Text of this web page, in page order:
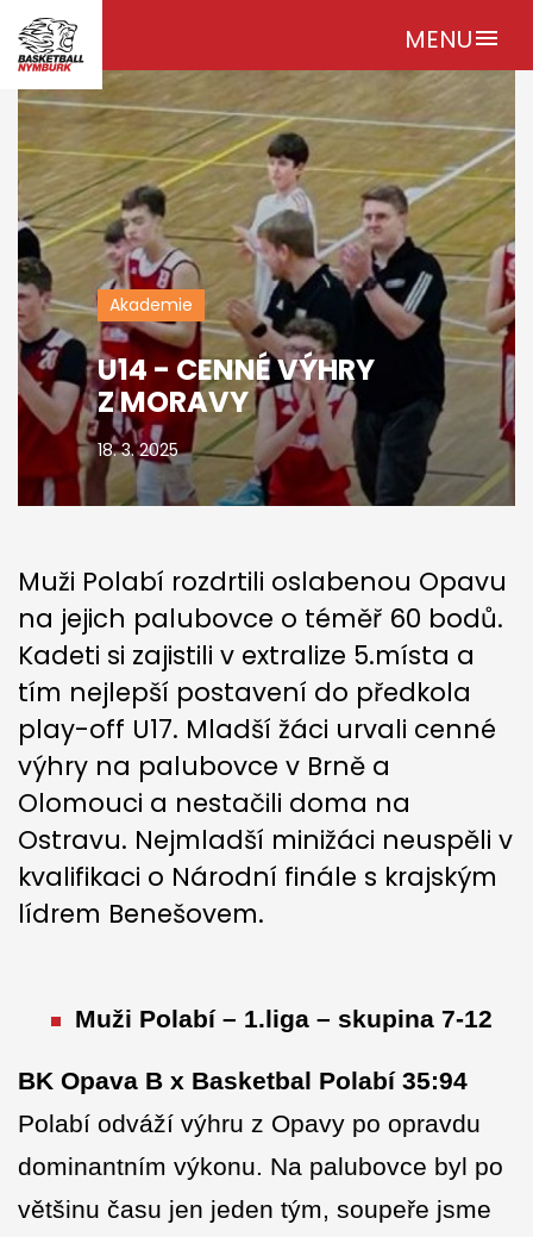
MENUmenu
Akademie
U14 - CENNÉ VÝHRY
Z MORAVY
18. 3. 2025
Muži Polabí rozdrtili oslabenou Opavu
na jejich palubovce o téměř 60 bodů.
Kadeti si zajistili v extralize 5.místa a
tím nejlepší postavení do předkola
play-off U17. Mladší žáci urvali cenné
výhry na palubovce v Brně a
Olomouci a nestačili doma na
Ostravu. Nejmladší minižáci neuspěli v
kvalifikaci o Národní finále s krajským
lídrem Benešovem.
Muži Polabí – 1.liga – skupina 7-12
BK Opava B x Basketbal Polabí 35:94
Polabí odváží výhru z Opavy po opravdu
dominantním výkonu. Na palubovce byl po
většinu času jen jeden tým, soupeře jsme